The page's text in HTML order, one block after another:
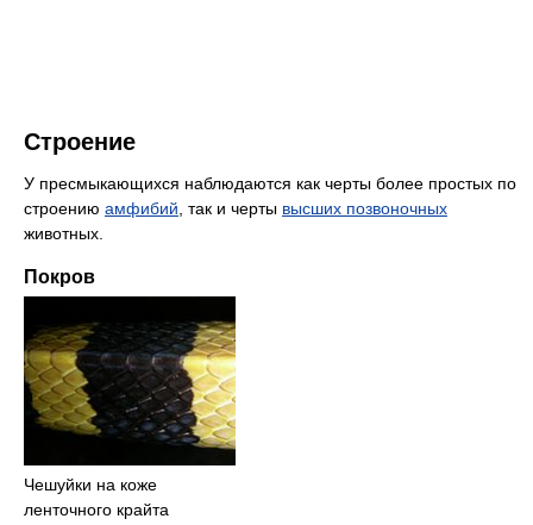
Строение
У пресмыкающихся наблюдаются как черты более простых по
строению амфибий , так и черты высших позвоночных
животных.
Покров
Чешуйки на коже
ленточного крайта